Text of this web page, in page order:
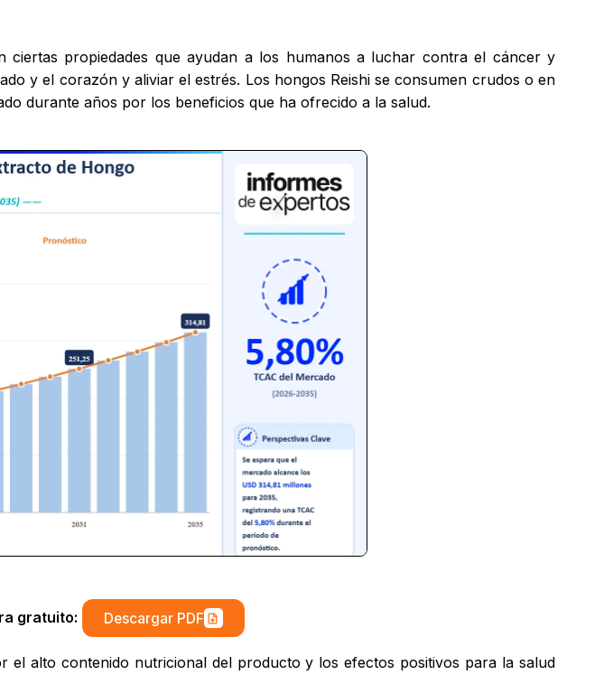
ciertas propiedades que ayudan a los humanos a luchar contra el cáncer y
y el corazón y aliviar el estrés. Los hongos Reishi se consumen crudos o en
durante años por los beneficios que ha ofrecido a la salud.
gratuito: Descargar PDF
el alto contenido nutricional del producto y los efectos positivos para la salud